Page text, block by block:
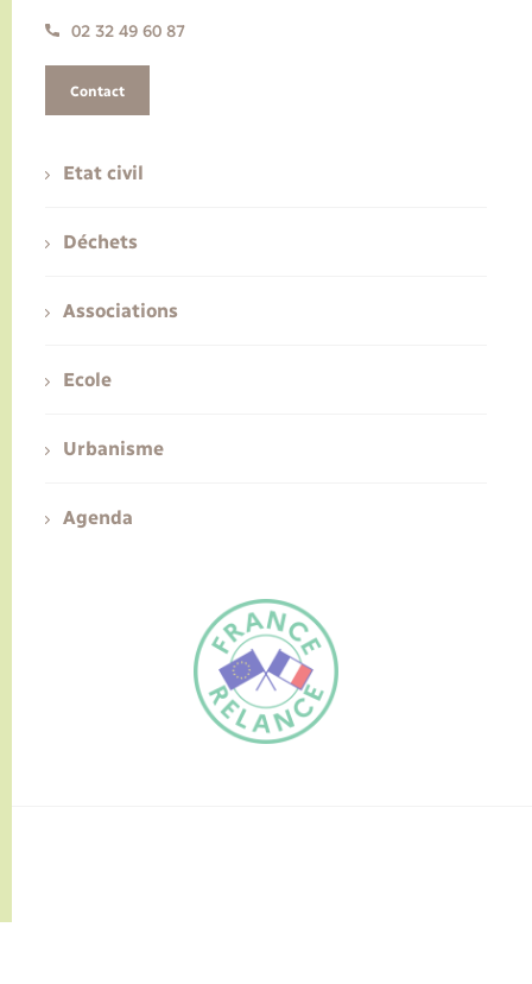
FR
02 32 49 60 87
Contact
Etat civil
Déchets
Associations
Ecole
Urbanisme
Agenda